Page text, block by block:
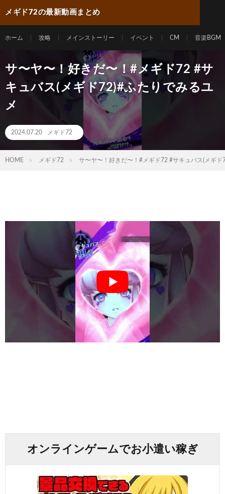
メギド72の最新動画まとめ
ホーム 攻略 メインストーリー イベント CM 音楽BGM
サ〜ヤ〜！好きだ〜！#メギド72 #サ
キュバス(メギド72)#ふたりでみるユ
メ
2024.07.20 メギド72
HOME メギド72 サ〜ヤ〜！好きだ〜！#メギド72 #サキュバス(メギド
オンラインゲームでお小遣い稼ぎ